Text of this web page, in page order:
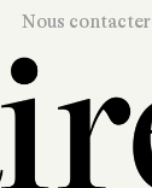
Nous contacter